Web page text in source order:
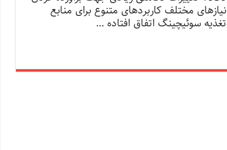
نیازهای مختلف کاربردهای متنوع برای منابع
تغذیه سوئیچینگ اتفاق افتاده …